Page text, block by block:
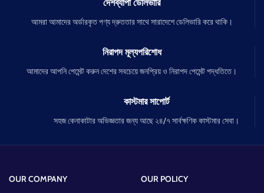
দেশব্যাপী ডেলিভারি
আমরা আমাদের অর্ডারকৃত পণ্য দ্রুততার সাথে সারাদেশে ডেলিভারি করে থাকি।
নিরাপদ মূল্যপরিশোধ
আমাদের আপনি পেমেন্ট করুন দেশের সবচেয়ে জনপ্রিয় ও নিরাপদ পেমেন্ট পদ্ধতিতে।
কাস্টমার সাপোর্ট
সহজ কেনাকাটার অভিজ্ঞতার জন্য আছে ২৪/৭ সার্বক্ষণিক কাস্টমার সেবা।
OUR COMPANY
OUR POLICY